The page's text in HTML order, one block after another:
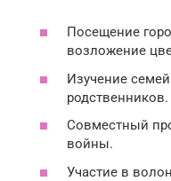
Посещение
возложение
Изучение
родственников.
Совместный
войны.
Участие в